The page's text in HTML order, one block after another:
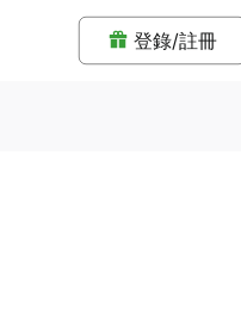
登錄/註冊